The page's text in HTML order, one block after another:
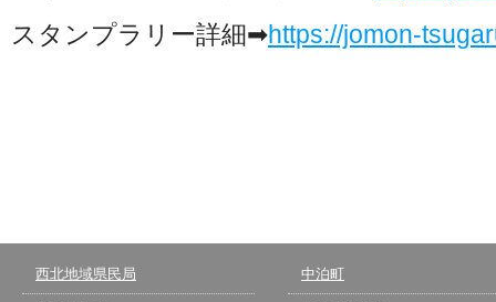
スタンプラリー詳細➡https://jomon-
西北地域県民局 中泊町